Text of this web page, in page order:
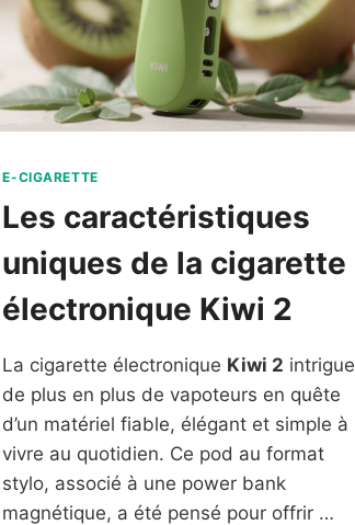
E-CIGARETTE
Les caractéristiques
uniques de la cigarette
électronique Kiwi 2
La cigarette électronique Kiwi 2 intrigue
de plus en plus de vapoteurs en quête
d’un matériel fiable, élégant et simple à
vivre au quotidien. Ce pod au format
stylo, associé à une power bank
magnétique, a été pensé pour offrir …